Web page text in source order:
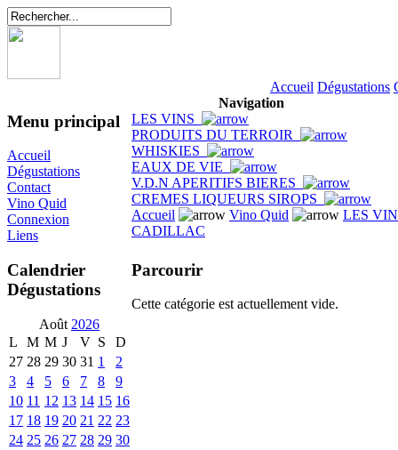
Accueil Dégustations
Menu principal
Accueil
Dégustations
Contact
Vino Quid
Connexion
Liens
Calendrier
Dégustations
Août 2026
L
M M J V S
D
27 28 29 30 31 1
2
3
4 5 6 7 8
9
10 11 12 13 14 15 16
17 18 19 20 21 22 23
24 25 26 27 28 29 30
Navigation
LES VINS
PRODUITS DU TERROIR
WHISKIES
EAUX DE VIE
V.D.N APERITIFS BIERES
CREMES LIQUEURS SIROPS
Accueil
Vino Quid
LES
CADILLAC
Parcourir
Cette catégorie est actuellement vide.